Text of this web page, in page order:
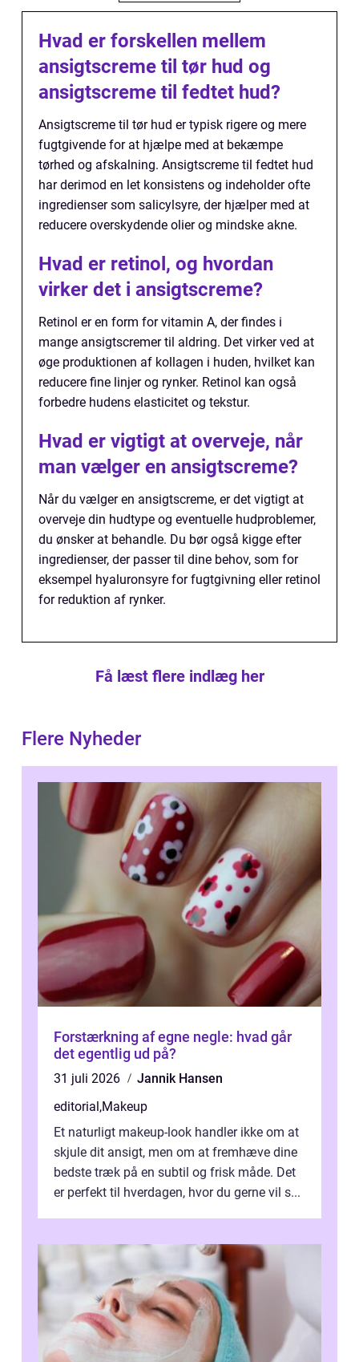
Hvad er forskellen mellem
ansigtscreme til tør hud og
ansigtscreme til fedtet hud?
Ansigtscreme til tør hud er typisk rigere og mere
fugtgivende for at hjælpe med at bekæmpe
tørhed og afskalning. Ansigtscreme til fedtet hud
har derimod en let konsistens og indeholder ofte
ingredienser som salicylsyre, der hjælper med at
reducere overskydende olier og mindske akne.
Hvad er retinol, og hvordan
virker det i ansigtscreme?
Retinol er en form for vitamin A, der findes i
mange ansigtscremer til aldring. Det virker ved at
øge produktionen af kollagen i huden, hvilket kan
reducere fine linjer og rynker. Retinol kan også
forbedre hudens elasticitet og tekstur.
Hvad er vigtigt at overveje, når
man vælger en ansigtscreme?
Når du vælger en ansigtscreme, er det vigtigt at
overveje din hudtype og eventuelle hudproblemer,
du ønsker at behandle. Du bør også kigge efter
ingredienser, der passer til dine behov, som for
eksempel hyaluronsyre for fugtgivning eller retinol
for reduktion af rynker.
Få læst flere indlæg her
Flere Nyheder
Forstærkning af egne negle: hvad går
det egentlig ud på?
31 juli 2026
Jannik Hansen
editorial,Makeup
Et naturligt makeup-look handler ikke om at
skjule dit ansigt, men om at fremhæve dine
bedste træk på en subtil og frisk måde. Det
er perfekt til hverdagen, hvor du gerne vil s...